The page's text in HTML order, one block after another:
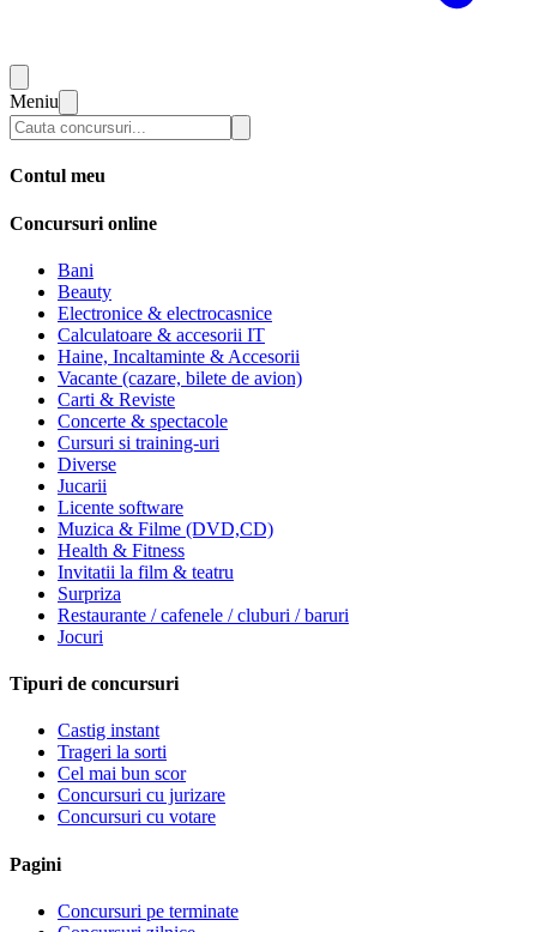
Meniu
Contul meu
Concursuri online
Bani
Beauty
Electronice & electrocasnice
Calculatoare & accesorii IT
Haine, Incaltaminte & Accesorii
Vacante (cazare, bilete de avion)
Carti & Reviste
Concerte & spectacole
Cursuri si training-uri
Diverse
Jucarii
Licente software
Muzica & Filme (DVD,CD)
Health & Fitness
Invitatii la film & teatru
Surpriza
Restaurante / cafenele / cluburi / baruri
Jocuri
Tipuri de concursuri
Castig instant
Trageri la sorti
Cel mai bun scor
Concursuri cu jurizare
Concursuri cu votare
Pagini
Concursuri pe terminate